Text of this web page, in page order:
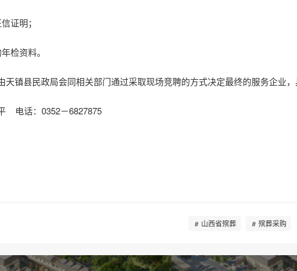
证明；
检资料。
天镇县民政局会同相关部门通过采取现场竞聘的方式决定最终的服务企业，
电话：0352－6827875
山西省殡葬 殡葬采购